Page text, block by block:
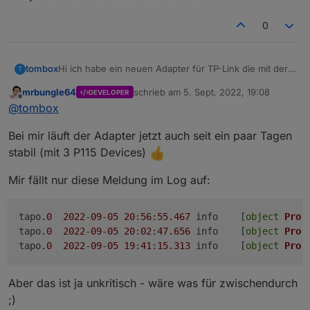
tapo.0.id.remote auf true setzen steuert den
0
T tomboxHi ich habe ein neuen Adapter für TP-Link die mit der
Der Adapter loggt sich über die Cloud ein um alle
manuell die IP gesetzt wird.
tapo.0.id.ip
Dann versucht er sich lokal mit username und
tapo.0.id
Motion Detection funktioniert mit Stream User und
Minimum Node v14 muss installiert sein, sonst
bekommt man exit code 25 beim installieren
Zum Installieren:
https://github.com/TA2k/ioBroker.tapo
Repo auswählen:
Offline
mrbungle64 DEVELOPER schrieb am 5. Sept. 2022, 19:08
zuletzt editiert von
@tombox
Bei mir läuft der Adapter jetzt auch seit ein paar Tagen
stabil (mit 3 P115 Devices)
Mir fällt nur diese Meldung im Log auf:
tapo.0 2022-09-05 20: 56: 55.467
	info	[
object
tapo.0 2022-09-05 20: 02:47.656
	info	[
object
tapo.0 2022-09-05 19:41: 15.313
	info	[
object
Aber das ist ja unkritisch - wäre was für zwischendurch
;)